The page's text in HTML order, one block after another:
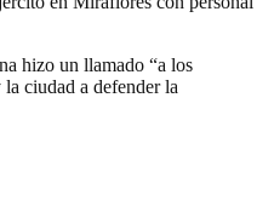
hizo un llamado “a los
ciudad a defender la